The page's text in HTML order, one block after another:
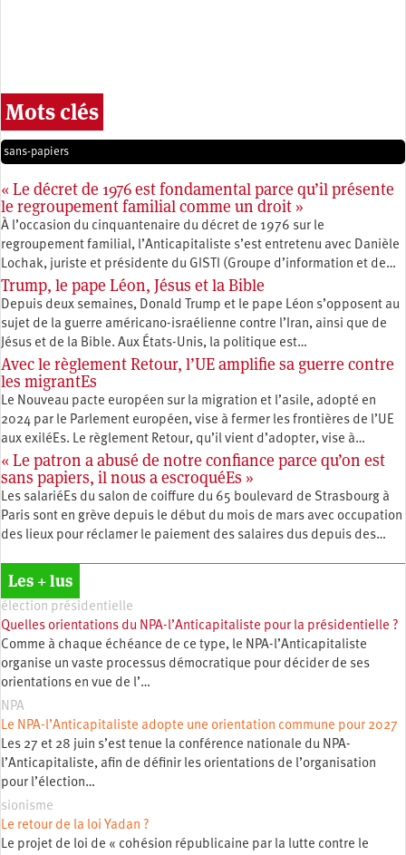
Mots clés
sans-papiers
« Le décret de 1976 est fondamental parce qu’il présente
le regroupement familial comme un droit »
À l’occasion du cinquantenaire du décret de 1976 sur le
regroupement familial, l’Anticapitaliste s’est entretenu avec Danièle
Lochak, juriste et présidente du GISTI (Groupe d’information et de…
Trump, le pape Léon, Jésus et la Bible
Depuis deux semaines, Donald Trump et le pape Léon s’opposent au
sujet de la guerre américano-israélienne contre l’Iran, ainsi que de
Jésus et de la Bible. Aux États-Unis, la politique est…
Avec le règlement Retour, l’UE amplifie sa guerre contre
les migrantEs
Le Nouveau pacte européen sur la migration et l’asile, adopté en
2024 par le Parlement européen, vise à fermer les frontières de l’UE
aux exiléEs. Le règlement Retour, qu’il vient d’adopter, vise à…
« Le patron a abusé de notre confiance parce qu’on est
sans papiers, il nous a escroquéEs »
Les salariéEs du salon de coiffure du 65 boulevard de Strasbourg à
Paris sont en grève depuis le début du mois de mars avec occupation
des lieux pour réclamer le paiement des salaires dus depuis des…
Les + lus
élection présidentielle
Quelles orientations du NPA-l’Anticapitaliste pour la présidentielle ?
Comme à chaque échéance de ce type, le NPA-l’Anticapitaliste
organise un vaste processus démocratique pour décider de ses
orientations en vue de l’…
NPA
Le NPA-l’Anticapitaliste adopte une orientation commune pour 2027
Les 27 et 28 juin s’est tenue la conférence nationale du NPA-
l’Anticapitaliste, afin de définir les orientations de l’organisation
pour l’élection…
sionisme
Le retour de la loi Yadan ?
Le projet de loi de « cohésion républicaine par la lutte contre le